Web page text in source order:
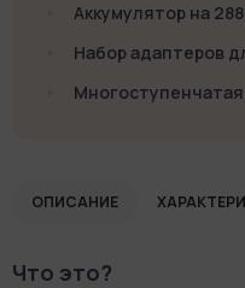
Аккумулятор на
Набор адаптеров
ОПИСАНИЕ
Что это?